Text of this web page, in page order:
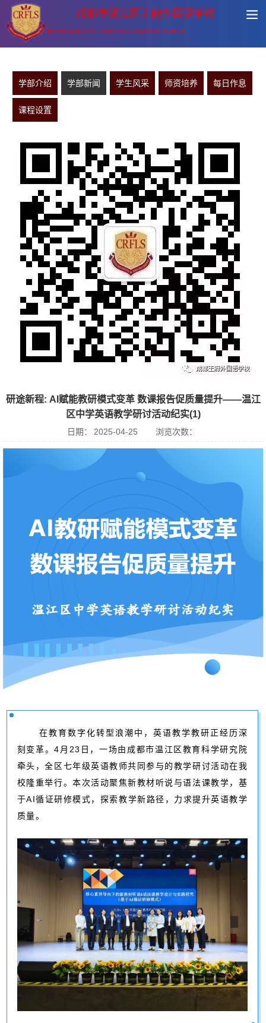
成都市温江区王府外国语学校
CHENGDU ROYAL FOREIGN LANGUAGE SCHOOL
学部介绍 学部新闻 学生风采 师资培养 每日作息
课程设置
研途新程: AI赋能教研模式变革 数课报告促质量提升——温江
区中学英语教学研讨活动纪实(1)
日期： 2025-04-25 浏览次数：
在教育数字化转型浪潮中，英语教学教研正经历深
刻变革。4月23日，一场由成都市温江区教育科学研究院
牵头，全区七年级英语教师共同参与的教学研讨活动在我
校隆重举行。本次活动聚焦新教材听说与语法课教学，基
于AI循证研修模式，探索教学新路径，力求提升英语教学
质量。